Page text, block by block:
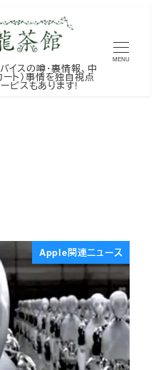
スの噂・裏情報、中
ト）事情を独自視点
ビスもあります!
MENU
Apple関連ニュース